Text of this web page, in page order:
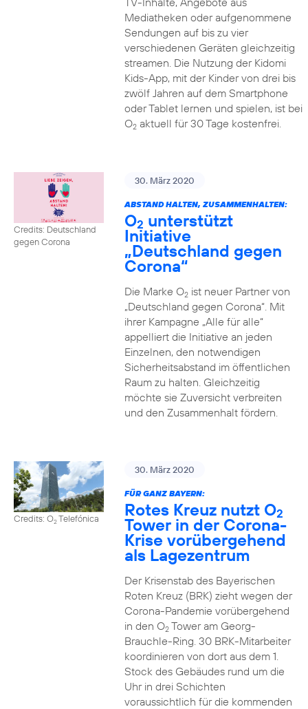
Mediatheken oder aufgenommene
Sendungen auf bis zu vier
verschiedenen Geräten gleichzeitig
streamen. Die Nutzung der Kidomi
Kids-App, mit der Kinder von drei bis
zwölf Jahren auf dem Smartphone
oder Tablet lernen und spielen, ist bei
O2aktuell für 30 Tage kostenfrei.
Credits: Deutschland
gegen Corona
30. März 2020
ABSTAND HALTEN, ZUSAMMENHALTEN:
O2 unterstützt
Initiative
„Deutschland gegen
Corona“
Die Marke O2ist neuer Partner von
„Deutschland gegen Corona“. Mit
ihrer Kampagne „Alle für alle“
appelliert die Initiative an jeden
Einzelnen, den notwendigen
Sicherheitsabstand im öffentlichen
Raum zu halten. Gleichzeitig
möchte sie Zuversicht verbreiten
und den Zusammenhalt fördern.
Credits: O2Telefónica
30. März 2020
FÜR GANZ BAYERN:
Rotes Kreuz nutzt O2
Tower in der Corona-
Krise vorübergehend
als Lagezentrum
Der Krisenstab des Bayerischen
Roten Kreuz (BRK) zieht wegen der
Corona-Pandemie vorübergehend
in den O2Tower am Georg-
Brauchle-Ring. 30 BRK-Mitarbeiter
koordinieren von dort aus dem 1.
Stock des Gebäudes rund um die
Uhr in drei Schichten
voraussichtlich für die kommenden